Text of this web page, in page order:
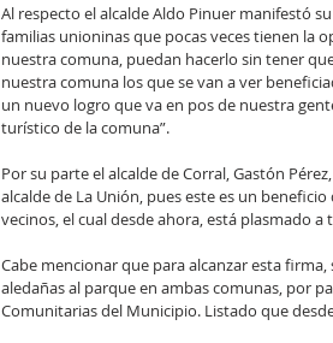
Al respecto el alcalde Aldo Pinuer manifestó
familias unioninas que pocas veces tienen la
nuestra comuna, puedan hacerlo sin tener
nuestra comuna los que se van a ver
un nuevo logro que va en pos de nuestra
turístico de la comuna”.
Por su parte el alcalde de Corral, Gastón
alcalde de La Unión, pues este es un
vecinos, el cual desde ahora, está plasmado a
Cabe mencionar que para alcanzar esta
aledañas al parque en ambas comunas, por
Comunitarias del Municipio. Listado que